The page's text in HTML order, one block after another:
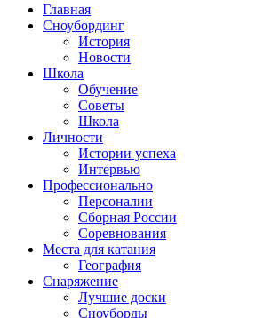
Главная
Сноубординг
История
Новости
Школа
Обучение
Советы
Школа
Личности
Истории успеха
Интервью
Профессионально
Персоналии
Сборная России
Соревнования
Места для катания
География
Снаряжение
Лучшие доски
Сноуборды